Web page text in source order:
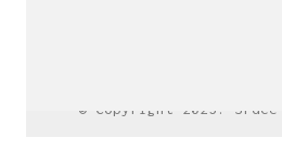
© Copyright 2025.